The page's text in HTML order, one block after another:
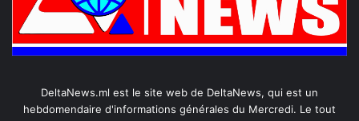
DeltaNews.ml est le site web de DeltaNews, qui est un
hebdomendaire d'informations générales du Mercredi. Le tout